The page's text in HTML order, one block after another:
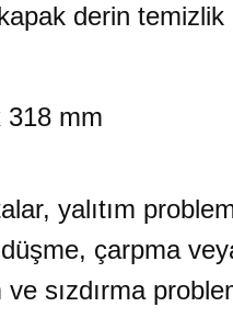
derin
mm
yalıtım
çarpma
sızdırma